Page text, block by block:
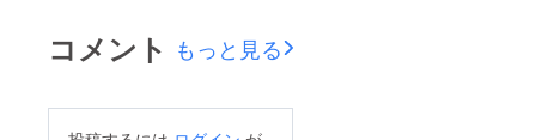
コメント もっと見る